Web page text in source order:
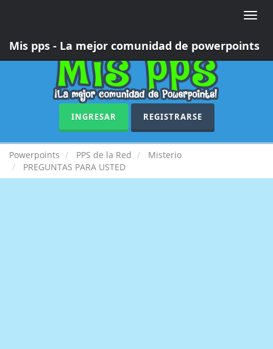
Toggle
Mis pps - La mejor comunidad de powerpoints
INGRESAR REGISTRARSE
Powerpoints PPS de la Red
Misterio
PREGUNTAS PARA USTED